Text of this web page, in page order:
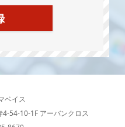
ベイス
54-10-1F アーバンクロス